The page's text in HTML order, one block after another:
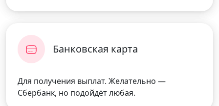
Банковская карта
Для получения выплат. Желательно —
Сбербанк, но подойдёт любая.